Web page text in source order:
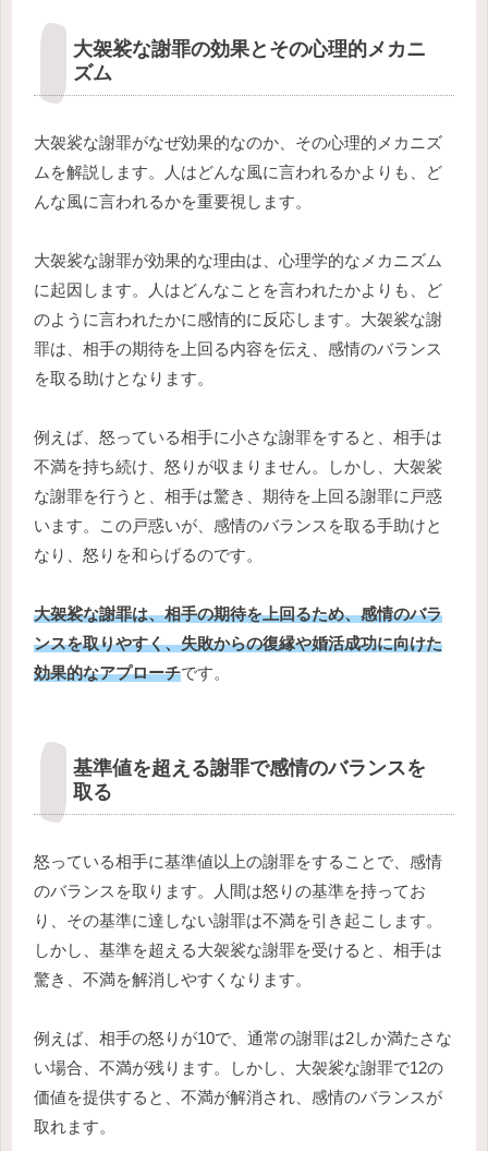
大袈裟な謝罪の効果とその心理的メカニ
ズム
大袈裟な謝罪がなぜ効果的なのか、その心理的メカニズ
ムを解説します。人はどんな風に言われるかよりも、ど
んな風に言われるかを重要視します。
大袈裟な謝罪が効果的な理由は、心理学的なメカニズム
に起因します。人はどんなことを言われたかよりも、ど
のように言われたかに感情的に反応します。大袈裟な謝
罪は、相手の期待を上回る内容を伝え、感情のバランス
を取る助けとなります。
例えば、怒っている相手に小さな謝罪をすると、相手は
不満を持ち続け、怒りが収まりません。しかし、大袈裟
な謝罪を行うと、相手は驚き、期待を上回る謝罪に戸惑
います。この戸惑いが、感情のバランスを取る手助けと
なり、怒りを和らげるのです。
大袈裟な謝罪は、相手の期待を上回るため、感情のバラ
ンスを取りやすく、失敗からの復縁や婚活成功に向けた
効果的なアプローチです。
基準値を超える謝罪で感情のバランスを
取る
怒っている相手に基準値以上の謝罪をすることで、感情
のバランスを取ります。人間は怒りの基準を持ってお
り、その基準に達しない謝罪は不満を引き起こします。
しかし、基準を超える大袈裟な謝罪を受けると、相手は
驚き、不満を解消しやすくなります。
例えば、相手の怒りが10で、通常の謝罪は2しか満たさな
い場合、不満が残ります。しかし、大袈裟な謝罪で12の
価値を提供すると、不満が解消され、感情のバランスが
取れます。